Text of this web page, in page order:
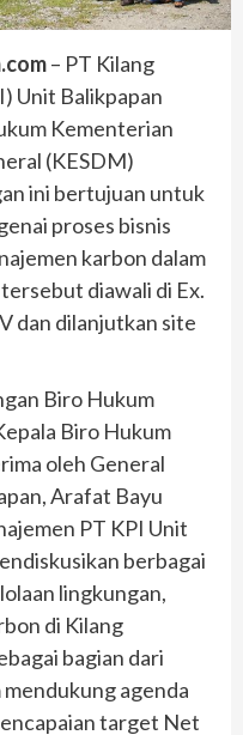
– PT Kilang
Unit Balikpapan
Kementerian
(KESDM)
ini bertujuan untuk
proses bisnis
karbon dalam
diawali di Ex.
dan dilanjutkan site
Biro Hukum
Biro Hukum
oleh General
Arafat Bayu
PT KPI Unit
berbagai
lingkungan,
di Kilang
bagian dari
agenda
target Net